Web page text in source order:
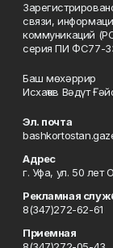
связи,
коммуникаций
серия ПИ ФС77-
Баш мөхәррир
Исхаҡов Вәдүт
Эл. почта
Адрес
г. Уфа, ул. 50 лет
Рекламная
8(347)272-62-61
Приемная